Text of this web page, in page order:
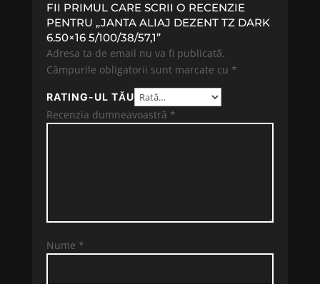
FII PRIMUL CARE SCRII O RECENZIE
PENTRU „JANTA ALIAJ DEZENT TZ DARK
6.50×16 5/100/38/57,1”
Adresa ta de email nu va fi publicată.
Câmpurile obligatorii sunt marcate cu *
RATING-UL TĂU
Recenzia dumneavoastră *
Nume *